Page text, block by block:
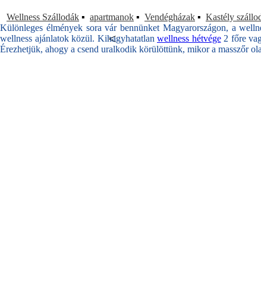
<
Wellness Szállodák ▪ apartmanok ▪ Vendégházak ▪ Kastély
Különleges élmények sora vár bennünket Magyarországon, a
wellness ajánlatok közül. Kihagyhatatlanwellness hétvége2 főre
Érezhetjük, ahogy a csend uralkodik körülöttünk, mikor a masszőr